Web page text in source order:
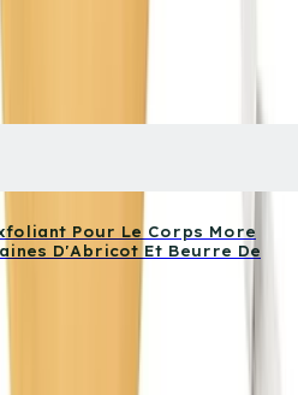
Pour Le Corps More
D'Abricot Et Beurre De